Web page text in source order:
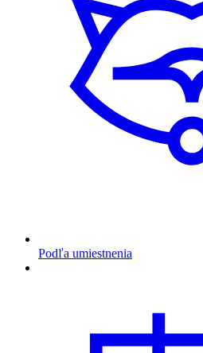
Podľa umiestnenia